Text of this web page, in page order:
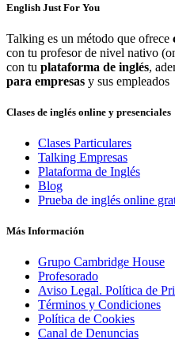
English Just For You
Talking es un método que ofrece
con tu profesor de nivel nativo
con tu plataforma de inglés,
para empresas y sus empleados
Clases de inglés online y presenciales
Clases Particulares
Talking Empresas
Plataforma de Inglés
Blog
Prueba de inglés online
Más Información
Grupo Cambridge House
Profesorado
Aviso Legal. Política de
Términos y Condiciones
Política de Cookies
Canal de Denuncias